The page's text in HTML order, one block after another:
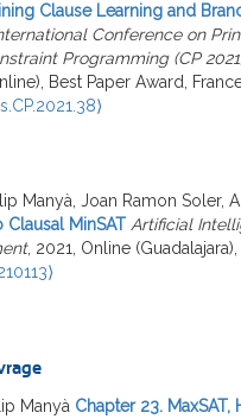
Clause Learning and
Conference on
Programming (CP
Best Paper Award,
Manyà, Joan Ramon Soler,
Clausal MinSAT Artificial
, 2021, Online
Manyà Chapter 23. MaxSAT,